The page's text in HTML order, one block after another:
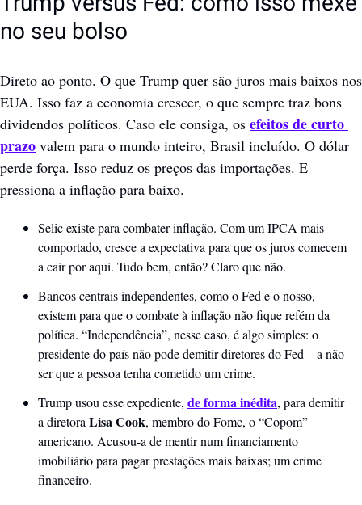
no seu bolso
Direto ao ponto. O que Trump quer são juros mais baixos nos
EUA. Isso faz a economia crescer, o que sempre traz bons
dividendos políticos. Caso ele consiga, os efeitos de curto
prazo valem para o mundo inteiro, Brasil incluído. O dólar
perde força. Isso reduz os preços das importações. E
pressiona a inflação para baixo.
Selic existe para combater inflação. Com um IPCA mais
comportado, cresce a expectativa para que os juros comecem
a cair por aqui. Tudo bem, então? Claro que não.
Bancos centrais independentes, como o Fed e o nosso,
existem para que o combate à inflação não fique refém da
política. “Independência”, nesse caso, é algo simples: o
presidente do país não pode demitir diretores do Fed – a não
ser que a pessoa tenha cometido um crime.
Trump usou esse expediente, de forma inédita, para demitir
a diretora Lisa Cook, membro do Fomc, o “Copom”
americano. Acusou-a de mentir num financiamento
imobiliário para pagar prestações mais baixas; um crime
financeiro.